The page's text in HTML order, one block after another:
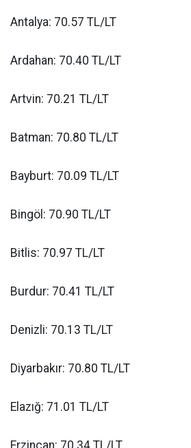
Antalya: 70.57 TL/LT
Ardahan: 70.40 TL/LT
Artvin: 70.21 TL/LT
Batman: 70.80 TL/LT
Bayburt: 70.09 TL/LT
Bingöl: 70.90 TL/LT
Bitlis: 70.97 TL/LT
Burdur: 70.41 TL/LT
Denizli: 70.13 TL/LT
Diyarbakır: 70.80 TL/LT
Elazığ: 71.01 TL/LT
Erzincan: 70.34 TL/LT